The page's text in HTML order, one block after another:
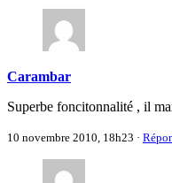
Carambar
Superbe foncitonnalité , il
10 novembre 2010, 18h23 ·